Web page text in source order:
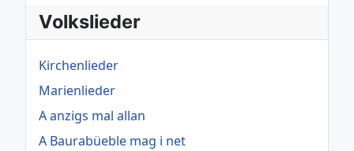
Volkslieder
Kirchenlieder
Marienlieder
A anzigs mal allan
A Baurabüeble mag i net